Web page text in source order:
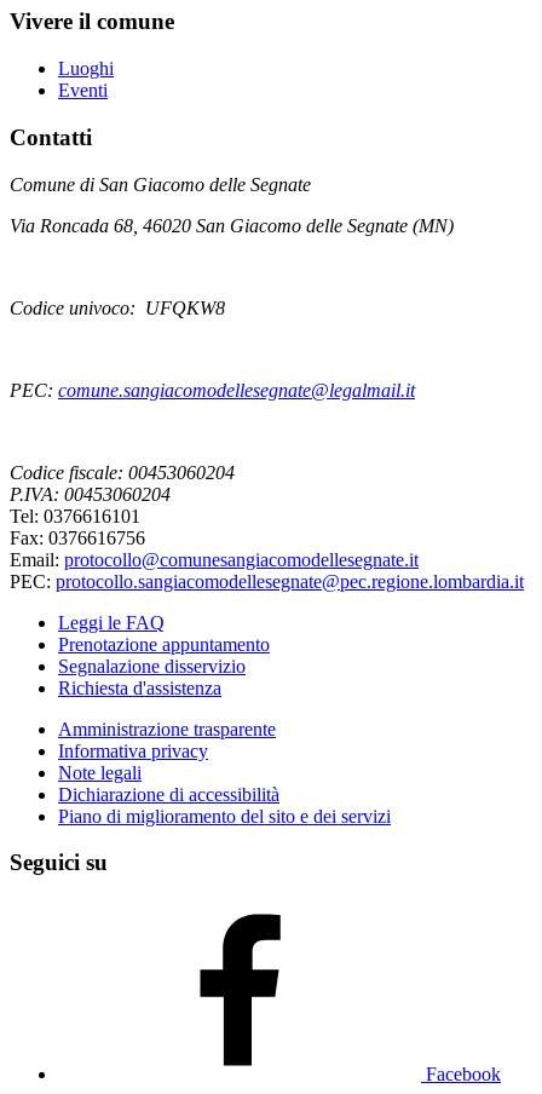
Vivere il comune
Luoghi
Eventi
Contatti
Comune di San Giacomo delle Segnate
Via Roncada 68, 46020 San Giacomo delle Segnate (MN)
Codice univoco: UFQKW8
PEC: comune.sangiacomodellesegnate@legalmail.it
Codice fiscale: 00453060204
P.IVA: 00453060204
Tel: 0376616101
Fax: 0376616756
Email: protocollo@comunesangiacomodellesegnate.it
PEC: protocollo.sangiacomodellesegnate@pec.regione.lombardia.it
Leggi le FAQ
Prenotazione appuntamento
Segnalazione disservizio
Richiesta d'assistenza
Amministrazione trasparente
Informativa privacy
Note legali
Dichiarazione di accessibilità
Piano di miglioramento del sito e dei servizi
Seguici su
Facebook